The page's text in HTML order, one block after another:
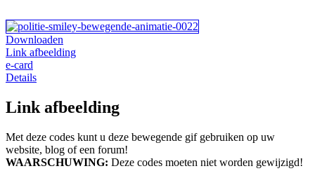
Downloaden
Link afbeelding
e-card
Details
Link afbeelding
Met deze codes kunt u deze bewegende gif gebruiken op uw
website, blog of een forum!
WAARSCHUWING: Deze codes moeten niet worden gewijzigd!